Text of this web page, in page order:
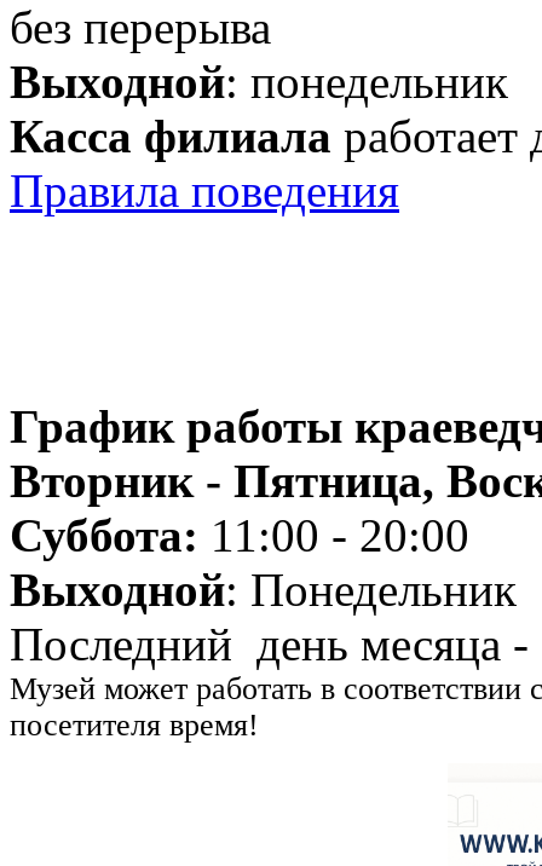
без перерыва
Выходной: понедельник
Касса филиала работает
Правила поведения
График работы
Вторник - Пятница,
Суббота: 11:00 - 20:00
Выходной: Понедельник
Последний день месяца -
Музей может работать в
посетителя время!